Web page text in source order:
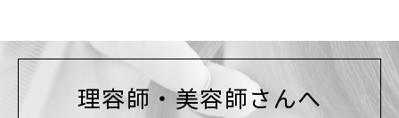
理容師・美容師さんへ